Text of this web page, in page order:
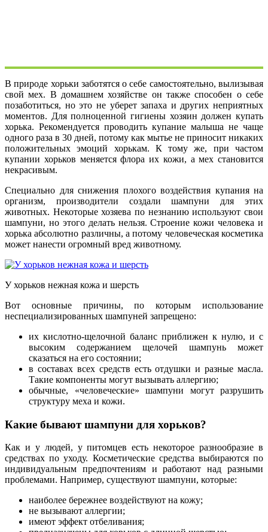
В природе хорьки заботятся о себе самостоятельно, вылизывая
свой мех. В домашнем хозяйстве он также способен о себе
позаботиться, но это не уберет запаха и других неприятных
моментов. Для полноценной гигиены хозяин должен купать
хорька. Рекомендуется проводить купание малыша не чаще
одного раза в 30 дней, потому как мытье не приносит никаких
положительных эмоций хорькам. К тому же, при частом
купании хорьков меняется флора их кожи, а мех становится
некрасивым.
Специально для снижения плохого воздействия купания на
организм, производители создали шампуни для этих
животных. Некоторые хозяева по незнанию используют свои
шампуни, но этого делать нельзя. Строение кожи человека и
хорька абсолютно различны, а потому человеческая косметика
может нанести огромный вред животному.
У хорьков нежная кожа и шерсть
Вот основные причины, по которым использование
неспециализированных шампуней запрещено:
их кислотно-щелочной баланс приближен к нулю, и с
высоким содержанием щелочей шампунь может
сказаться на его состоянии;
в составах всех средств есть отдушки и разные масла.
Такие компоненты могут вызывать аллергию;
обычные, «человеческие» шампуни могут разрушить
структуру меха и кожи.
Какие бывают шампуни для хорьков?
Как и у людей, у питомцев есть некоторое разнообразие в
средствах по уходу. Косметические средства выбираются по
индивидуальным предпочтениям и работают над разными
проблемами. Например, существуют шампуни, которые:
наиболее бережнее воздействуют на кожу;
не вызывают аллергии;
имеют эффект отбеливания;